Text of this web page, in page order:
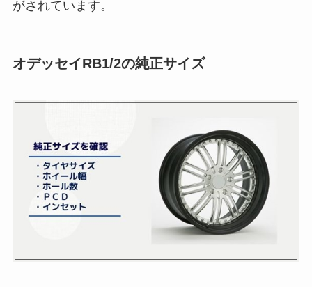
がされています。
オデッセイRB1/2の純正サイズ